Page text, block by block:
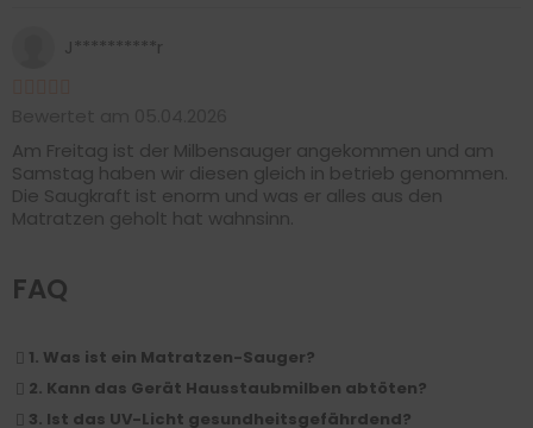
J**********r
Am Freitag ist der Milbensauger angekommen und am
Samstag haben wir diesen gleich in betrieb genommen.
Die Saugkraft ist enorm und was er alles aus den
Matratzen geholt hat wahnsinn.
FAQ
1. Was ist ein Matratzen-Sauger?
2. Kann das Gerät Hausstaubmilben abtöten?
3. Ist das UV-Licht gesundheitsgefährdend?